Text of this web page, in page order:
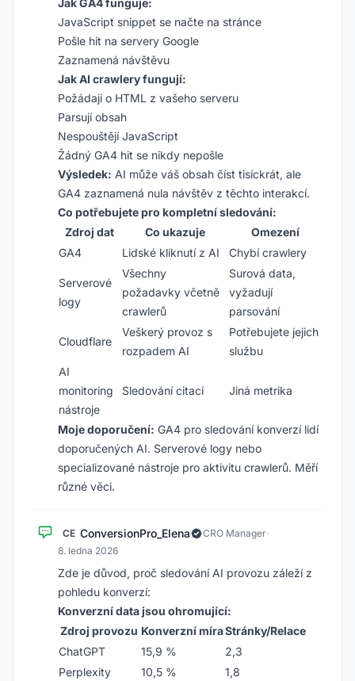
Jak GA4 funguje:
JavaScript snippet se načte na stránce
Pošle hit na servery Google
Zaznamená návštěvu
Jak AI crawlery fungují:
Požádají o HTML z vašeho serveru
Parsují obsah
Nespouštějí JavaScript
Žádný GA4 hit se nikdy nepošle
Výsledek: AI může váš obsah číst tisíckrát, ale
GA4 zaznamená nula návštěv z těchto interakcí.
Co potřebujete pro kompletní sledování:
Zdroj dat
Co ukazuje
Omezení
GA4
Lidské kliknutí z AI Chybí crawlery
Serverové
logy
Všechny
požadavky včetně
crawlerů
Surová data,
vyžadují
parsování
Cloudflare
Veškerý provoz s
rozpadem AI
Potřebujete jejich
službu
AI
monitoring
nástroje
Sledování citací Jiná metrika
Moje doporučení: GA4 pro sledování konverzí lidí
doporučených AI. Serverové logy nebo
specializované nástroje pro aktivitu crawlerů. Měří
různé věci.
CE ConversionPro_Elena CRO Manager·
8. ledna 2026
Zde je důvod, proč sledování AI provozu záleží z
pohledu konverzí:
Konverzní data jsou ohromující:
Zdroj provozu Konverzní míraStránky/Relace
ChatGPT
15,9 %
2,3
Perplexity
10,5 %
1,8